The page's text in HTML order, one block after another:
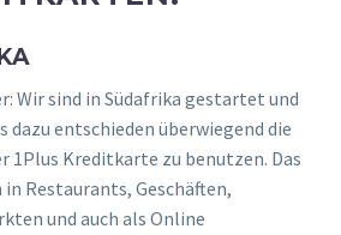
Wir sind in Südafrika gestartet und
dazu entschieden überwiegend die
1Plus Kreditkarte zu benutzen. Das
in Restaurants, Geschäften,
und auch als Online